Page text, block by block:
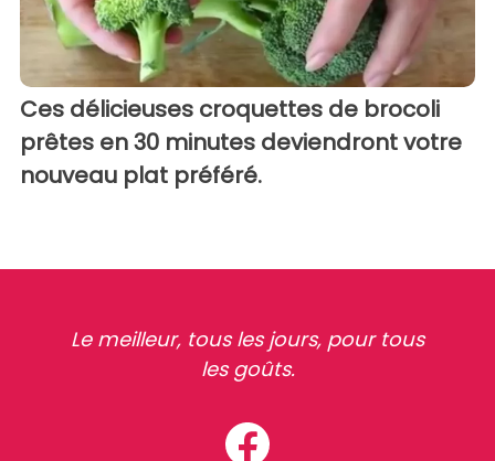
Ces délicieuses croquettes de brocoli
prêtes en 30 minutes deviendront votre
nouveau plat préféré.
Le meilleur, tous les jours, pour tous
les goûts.